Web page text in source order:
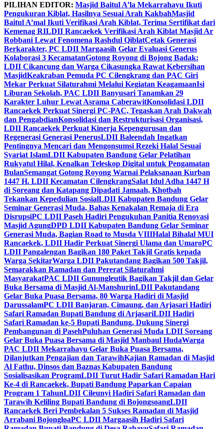
PILIHAN EDITOR: Masjid Baitul A’la Mekarrahayu Ikuti
Pengukuran Kiblat, Hasilnya Sesuai Arah KakbahMasjid
Baitul A’mal Ikuti Verifikasi Arah Kiblat, Terima Sertifikat dari
Kemenag RILDII Rancaekek Verifikasi Arah Kiblat Masjid Ar
Robbani Lewat Fenomena Rashdul QiblatCetak Generasi
Berkarakter, PC LDII Margaasih Gelar Evaluasi Generus
Kolaborasi 3 KecamatanGotong Royong di Bojong Badak:
LDII Cikancung dan Warga Cikasungka Rawat Kebersihan
MasjidKeakraban Pemuda PC Cilengkrang dan PAC Giri
Mekar Perkuat Silaturahmi Melalui Kegiatan KeagamaanIsi
Liburan Sekolah, PAC LDII Banyusari Tanamkan 29
Karakter Luhur Lewat Asrama CaberawitKonsolidasi LDII
Rancaekek Perkuat Sinergi PC-PAC, Tegaskan Arah Dakwah
dan PengabdianKonsolidasi dan Restrukturisasi Organisasi,
LDII Rancaekek Perkuat Kinerja Kepengurusan dan
Regenerasi Generasi PenerusLDII Baleendah Ingatkan
Pentingnya Mencari dan Mengonsumsi Rezeki Halal Sesuai
Syariat IslamLDII Kabupaten Bandung Gelar Pelatihan
Rukyatul Hilal, Kenalkan Teleskop Digital untuk Pengamatan
BulanSemangat Gotong Royong Warnai Pelaksanaan Kurban
1447 H. LDII Kecamatan CilengkrangSalat Idul Adha 1447 H
di Soreang dan Katapang Dipadati Jamaah, Khotbah
Tekankan Kepedulian SosialLDII Kabupaten Bandung Gelar
Seminar Generasi Muda, Bahas Kenakalan Remaja di Era
DisrupsiPC LDII Paseh Hadiri Pengukuhan Panitia Renovasi
Masjid AgungDPD LDII Kabupaten Bandung Gelar Seminar
Generasi Muda, Bagian Road to Musda VIIIHalal Bihalal MUI
Rancaekek, LDII Hadir Perkuat Sinergi Ulama dan UmaroPC
LDII Pangalengan Bagikan 180 Paket Takjil Gratis kepada
Warga SekitarWarga LDII Pakutandang Bagikan 500 Takjil,
Semarakkan Ramadan dan Pererat Silaturahmi
MasyarakatPAC LDII Gunungleutik Bagikan Takjil dan Gelar
Buka Bersama di Masjid Al-ManshurinLDII Pakutandang
Gelar Buka Puasa Bersama, 80 Warga Hadiri di Masjid
DarussalamPC LDII Banjaran, Cimaung, dan Arjasari Hadiri
Safari Ramadan Bupati Bandung di ArjasariLDII Hadiri
Safari Ramadan ke-5 Bupati Bandung, Dukung Sinergi
Pembangunan di PasehPuluhan Generasi Muda LDII Soreang
Gelar Buka Puasa Bersama di Masjid Manbaul HudaWarga
PAC LDII Mekarrahayu Gelar Buka Puasa Bersama,
Dilanjutkan Pengajian dan TarawihKajian Ramadan di Masjid
Al Fathu, Dinsos dan Baznas Kabupaten Bandung
Sosialisasikan ProgramLDII Turut Hadir Safari Ramadan Hari
Ke-4 di Rancaekek, Bupati Bandung Paparkan Capaian
Program 1 TahunLDII Cileunyi Hadiri Safari Ramadan dan
Tarawih Keliling Bupati Bandung di BojongsoangLDII
Rancaekek Beri Pembekalan 5 Sukses Ramadan di Masjid
Arrabani BojongloaPC LDII Margaasih Hadiri Safari